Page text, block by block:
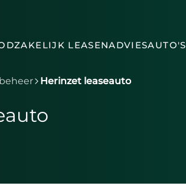
ZAKELIJK LEASENADVIESAUTO'S
Herinzet leaseauto